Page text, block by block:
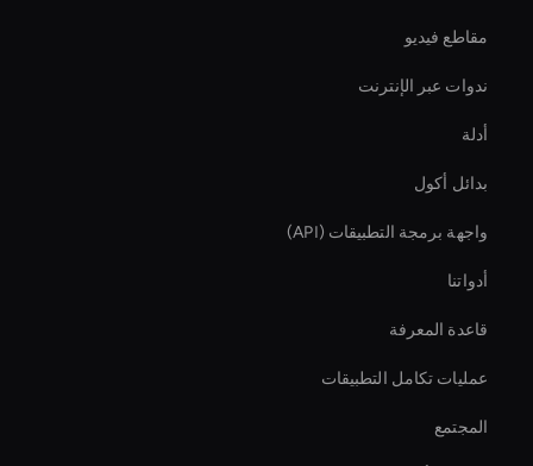
مقاطع فيديو
ندوات عبر الإنترنت
أدلة
بدائل أكول
واجهة برمجة التطبيقات (API)
أدواتنا
قاعدة المعرفة
عمليات تكامل التطبيقات
المجتمع